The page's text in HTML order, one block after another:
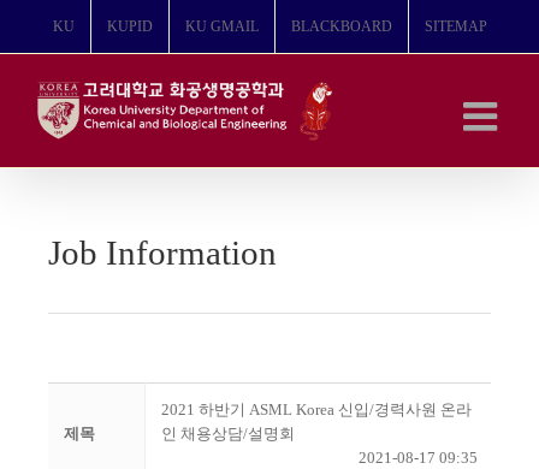
뛰
KU KUPID KU GMAIL BLACKBOARD SITEMAP
Job Information
제목
2021 하반기 ASML Korea 신입/경력사원 온라
인 채용상담/설명회
2021-08-17 09:35